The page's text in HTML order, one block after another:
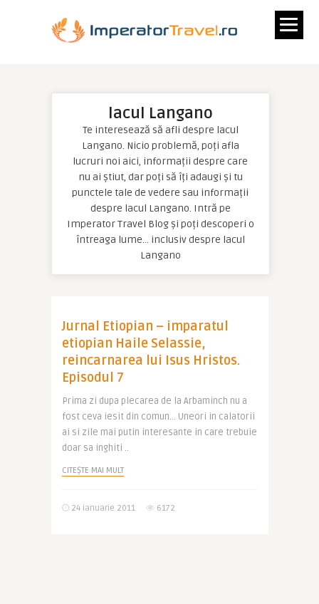
lacul Langano
Te interesează să afli despre lacul
Langano. Nicio problemă, poți afla
lucruri noi aici, informații despre care
nu ai știut, dar poți să îți adaugi și tu
punctele tale de vedere sau informații
despre lacul Langano. Intră pe
Imperator Travel Blog și poți descoperi o
întreaga lume… inclusiv despre lacul
Langano
Jurnal Etiopian – imparatul
etiopian Haile Selassie,
reincarnarea lui Isus Hristos.
Episodul 7
Prima zi dupa plecarea de la Arbaminch nu a
fost ceva iesit din comun… Uneori in calatorii
ai si zile mai putin interesante in care trebuie
doar sa inghiti ..
CITEȘTE MAI MULT
24 ianuarie 2011 6172